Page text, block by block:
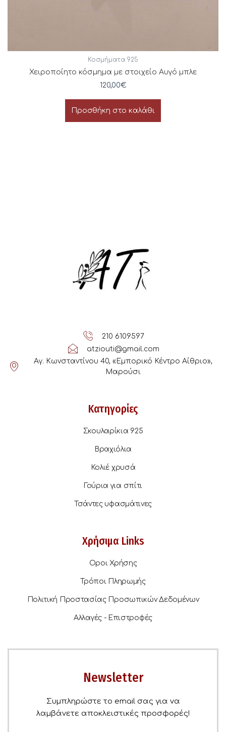
Κοσμήματα 925
Χειροποίητο κόσμημα με στοιχείο Αυγό μπλε
120,00€
Προσθήκη στο καλάθι
210 6109597
atziouti@gmail.com
Αγ. Κωνσταντίνου 40, «Εμπορικό Κέντρο Αίθριο»,
Μαρούσι
Κατηγορίες
Σκουλαρίκια 925
Βραχιόλια
Κολιέ χρυσά
Γούρια για σπίτι
Τσάντες υφασμάτινες
Χρήσιμα Links
Οροι Χρήσης
Τρόποι Πληρωμής
Πολιτική Προστασίας Προσωπικών Δεδομένων
Αλλαγές - Επιστροφές
Newsletter
Συμπληρώστε το email σας για να
λαμβάνετε αποκλειστικές προσφορές!